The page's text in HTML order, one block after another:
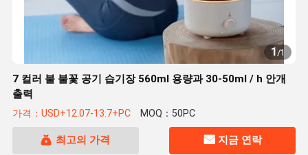
1/1
7 컬러 불 불꽃 공기 습기장 560ml 용량과 30-50ml / h 안개
출력
가격：USD+12.07-13.7+PC MOQ：50PC
최고의 가격 지금 연락